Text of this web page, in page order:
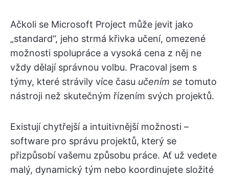
Ačkoli se Microsoft Project může jevit jako
„standard“, jeho strmá křivka učení, omezené
možnosti spolupráce a vysoká cena z něj ne
vždy dělají správnou volbu. Pracoval jsem s
týmy, které strávily více času učením se tomuto
nástroji než skutečným řízením svých projektů.
Existují chytřejší a intuitivnější možnosti –
software pro správu projektů, který se
přizpůsobí vašemu způsobu práce. Ať už vedete
malý, dynamický tým nebo koordinujete složité